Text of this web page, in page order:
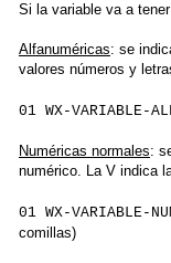
Si la variable va a
Alfanuméricas: se
valores números y
01 WX-VARIABLE-
Numéricas normales:
numérico. La V indica
01 WX-VARIABLE-
comillas)